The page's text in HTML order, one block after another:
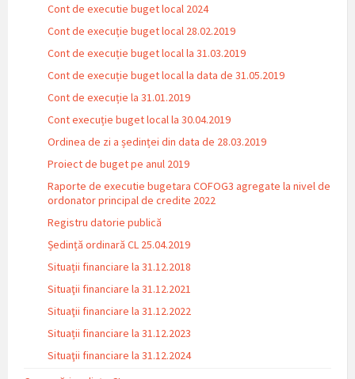
Cont de executie buget local 2024
Cont de execuție buget local 28.02.2019
Cont de execuție buget local la 31.03.2019
Cont de execuție buget local la data de 31.05.2019
Cont de execuție la 31.01.2019
Cont execuție buget local la 30.04.2019
Ordinea de zi a ședinței din data de 28.03.2019
Proiect de buget pe anul 2019
Raporte de executie bugetara COFOG3 agregate la nivel de
ordonator principal de credite 2022
Registru datorie publică
Ședință ordinară CL 25.04.2019
Situații financiare la 31.12.2018
Situaţii financiare la 31.12.2021
Situaţii financiare la 31.12.2022
Situații financiare la 31.12.2023
Situaţii financiare la 31.12.2024